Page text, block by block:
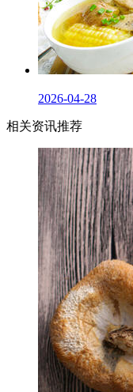
2026-04-28
相关资讯推荐